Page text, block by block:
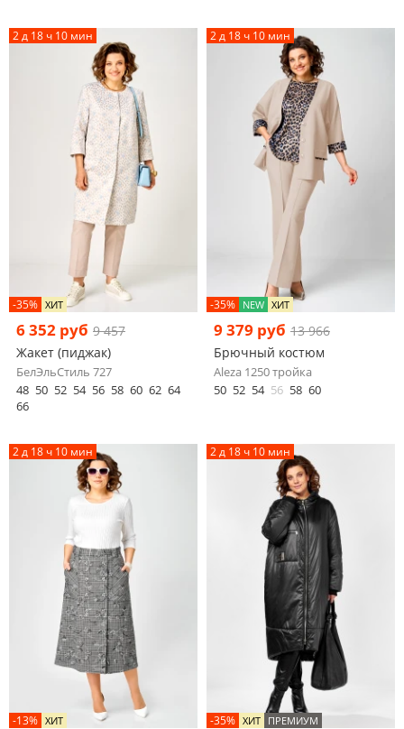
2 д 18 ч 10 мин
-35% ХИТ
6 352 руб 9 457
Жакет (пиджак)
БелЭльСтиль 727
48 50 52 54 56 58 60 62 64
66
2 д 18 ч 10 мин
-35% NEW ХИТ
9 379 руб 13 966
Брючный костюм
Aleza 1250 тройка
50 52 54 56 58 60
2 д 18 ч 10 мин
-13% ХИТ
2 д 18 ч 10 мин
-35% ХИТ ПРЕМИУМ